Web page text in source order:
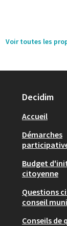
Voir toutes les
Decidim
Accueil
Démarches
Budget
citoyenne
Questions
conseil
Conseils de